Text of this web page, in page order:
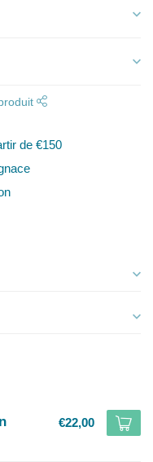
de €150
€22,00